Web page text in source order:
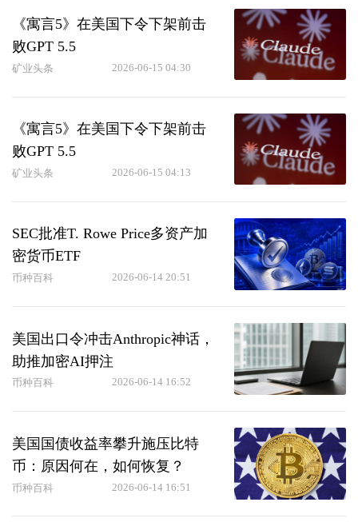
《寓言5》在美国下令下架前击
败GPT 5.5
矿业头条 2026-06-15 04:30
《寓言5》在美国下令下架前击
败GPT 5.5
矿业头条 2026-06-15 04:13
SEC批准T. Rowe Price多资产加
密货币ETF
币种百科 2026-06-14 20:51
美国出口令冲击Anthropic神话，
助推加密AI押注
币种百科 2026-06-14 16:52
美国国债收益率攀升施压比特
币：原因何在，如何恢复？
币种百科 2026-06-14 16:51